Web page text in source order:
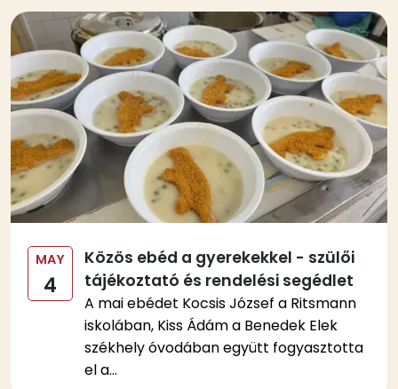
Kép
MAY
4
Közös ebéd a gyerekekkel - szülői
tájékoztató és rendelési segédlet
A mai ebédet Kocsis József a Ritsmann
iskolában, Kiss Ádám a Benedek Elek
székhely óvodában együtt fogyasztotta
el a...